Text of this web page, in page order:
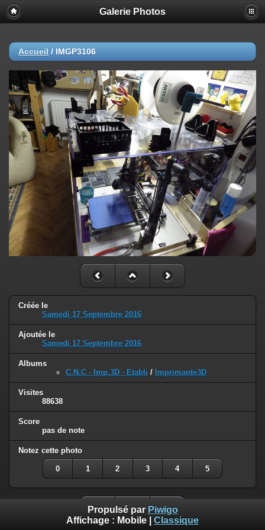
Galerie Photos
Accueil / IMGP3106
Créée le
Samedi 17 Septembre 2016
Ajoutée le
Samedi 17 Septembre 2016
Albums
C.N.C - Imp.3D - Etabli / Imprimante3D
Visites
88638
Score
pas de note
Notez cette photo
0 1 2 3 4 5
Propulsé par Piwigo
Affichage : Mobile Classique